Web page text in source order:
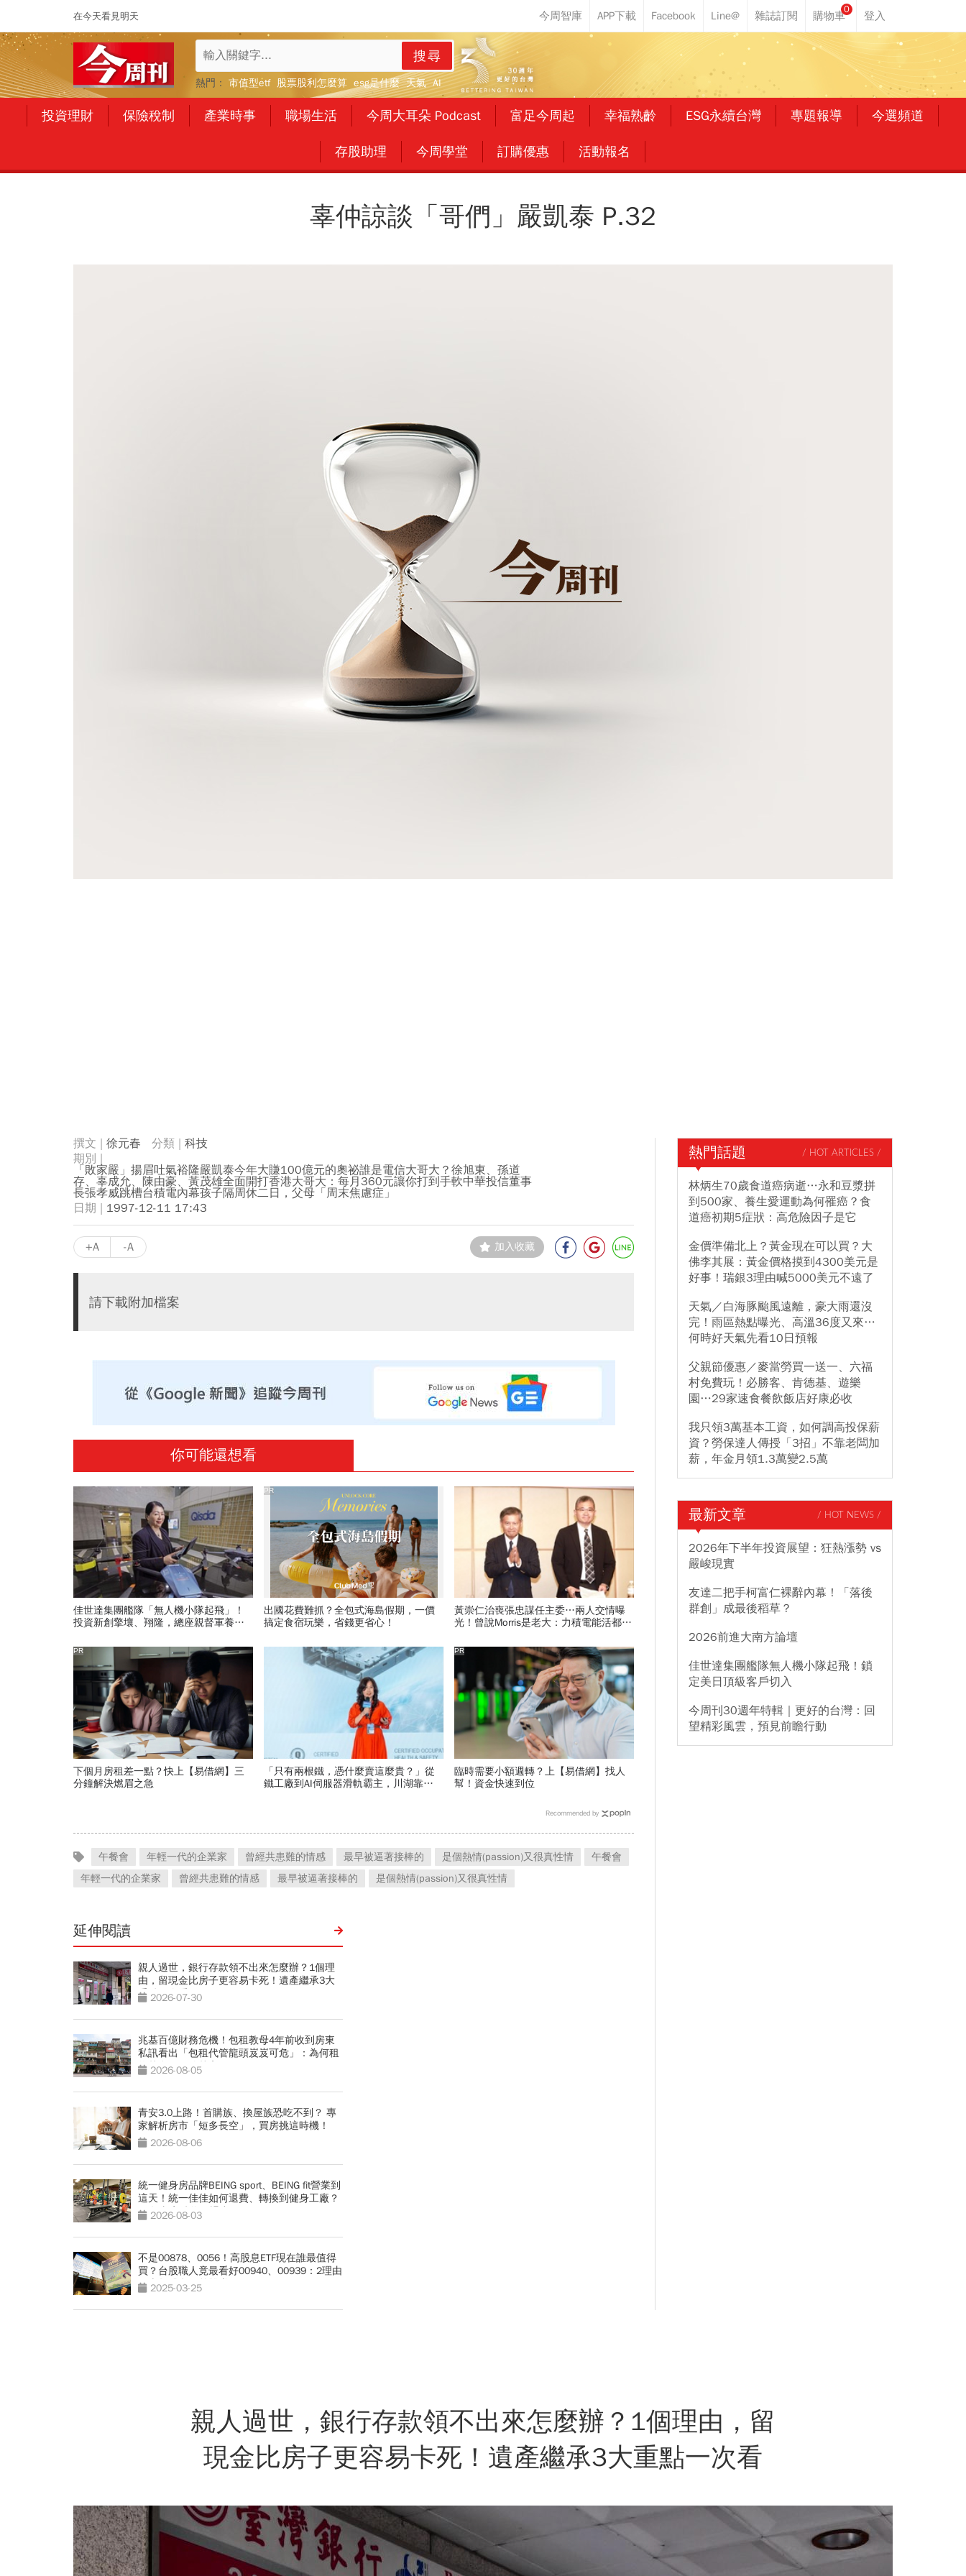
在今天看見明天
0
搜尋
熱門： 市值型etf 股票股利怎麼算 esg是什麼 天氣 AI
投資理財 保險稅制 產業時事 職場生活 今周大耳朵 Podcast 富足今周起 幸福熟齡 ESG永續台灣 專題報導 今選頻道
存股助理 今周學堂 訂購優惠 活動報名
辜仲諒談「哥們」嚴凱泰 P.32
徐元春
科技
「敗家嚴」揚眉吐氣裕隆嚴凱泰今年大賺100億元的奧祕誰是電信大哥大？徐旭東、孫道
存、辜成允、陳由豪、黃茂雄全面開打香港大哥大：每月360元讓你打到手軟中華投信董事
長張孝威跳槽台積電內幕孩子隔周休二日，父母「周末焦慮症」
1997-12-11 17:43
+A -A 加入收藏
請下載附加檔案
你可能還想看
佳世達集團艦隊「無人機小隊起飛」！
投資新創擎壤、翔隆，總座親督軍養大
出國花費難抓？全包式海島假期，一價
搞定食宿玩樂，省錢更省心！
PR
黃崇仁治喪張忠謀任主委…兩人交情曝
光！曾說Morris是老大：力積電能活都他
下個月房租差一點？快上【易借網】三
分鐘解決燃眉之急
PR
「只有兩根鐵，憑什麼賣這麼貴？」從
鐵工廠到AI伺服器滑軌霸主，川湖靠四
臨時需要小額週轉？上【易借網】找人
幫！資金快速到位
PR
Recommended by
午餐會 年輕一代的企業家 曾經共患難的情感 最早被逼著接棒的 是個熱情(passion)又很真性情
午餐會
年輕一代的企業家
曾經共患難的情感 最早被逼著接棒的 是個熱情(passion)又很真性情
延伸閱讀
親人過世，銀行存款領不出來怎麼辦？1個理
由，留現金比房子更容易卡死！遺產繼承3大
重點一次看
2026-07-30
兆基百億財務危機！包租教母4年前收到房東
私訊看出「包租代管龍頭岌岌可危」：為何租
約越多，風險越高？
2026-08-05
青安3.0上路！首購族、換屋族恐吃不到？ 專
家解析房市「短多長空」，買房挑這時機！
2026-08-06
統一健身房品牌BEING sport、BEING fit營業到
這天！統一佳佳如何退費、轉換到健身工廠？
20年老字號為何退出
2026-08-03
不是00878、0056！高股息ETF現在誰最值得
買？台股職人竟最看好00940、00939：2理由
下半年股息價差雙賺
2025-03-25
熱門話題 / HOT ARTICLES /
林炳生70歲食道癌病逝…永和豆漿拼
到500家、養生愛運動為何罹癌？食
道癌初期5症狀：高危險因子是它
金價準備北上？黃金現在可以買？大
佛李其展：黃金價格摸到4300美元是
好事！瑞銀3理由喊5000美元不遠了
天氣／白海豚颱風遠離，豪大雨還沒
完！雨區熱點曝光、高溫36度又來…
何時好天氣先看10日預報
父親節優惠／麥當勞買一送一、六福
村免費玩！必勝客、肯德基、遊樂
園…29家速食餐飲飯店好康必收
我只領3萬基本工資，如何調高投保薪
資？勞保達人傳授「3招」不靠老闆加
薪，年金月領1.3萬變2.5萬
最新文章 / HOT NEWS /
2026年下半年投資展望：狂熱漲勢 vs
嚴峻現實
友達二把手柯富仁裸辭內幕！「落後
群創」成最後稻草？
2026前進大南方論壇
佳世達集團艦隊無人機小隊起飛！鎖
定美日頂級客戶切入
今周刊30週年特輯｜更好的台灣：回
望精彩風雲，預見前瞻行動
親人過世，銀行存款領不出來怎麼辦？1個理由，留
現金比房子更容易卡死！遺產繼承3大重點一次看